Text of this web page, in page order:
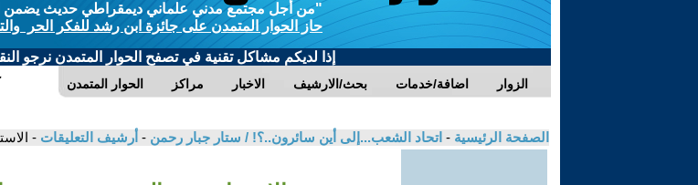
"من أجل مجتمع مدني علماني ديمقراطي حديث يضمن
حاز الحوار المتمدن على جائزة ابن رشد للفكر الحر
إذا لديكم مشاكل تقنية في تصفح الحوار المتمدن نرجو
الحوار المتمدن مراكز الاخبار بحث/الارشيف اضافة/خدمات الزوار
الصفحة الرئيسية - اتحاد الشعب...إلى أين سائرون..؟! / ستار جبار رحمن - أرشيف التعليقات -